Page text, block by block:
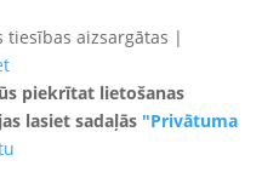
tiesības aizsargātas |
piekrītat lietošanas
lasiet sadaļās "Privātuma